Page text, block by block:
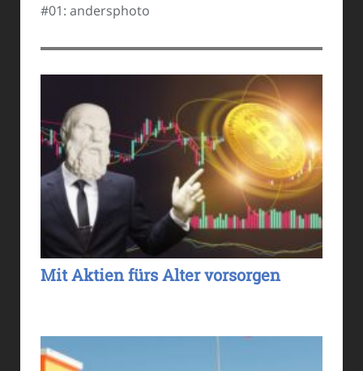
#01: andersphoto
Mit Aktien fürs Alter vorsorgen